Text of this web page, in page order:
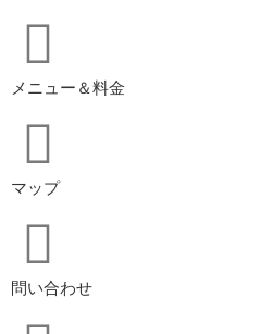
メニュー＆料金
マップ
問い合わせ